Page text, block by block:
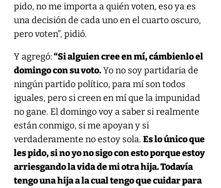
pido, no me importa a quién voten, eso ya es
una decisión de cada uno en el cuarto oscuro,
pero voten”, pidió.
Y agregó:“Si alguien cree en mí, cámbienlo el
domingo con su voto.Yo no soy partidaria de
ningún partido político, para mí son todos
iguales, pero si creen en mí que la impunidad
no gane. El domingo voy a saber si realmente
están conmigo, si me apoyan y si
verdaderamente no estoy sola. Es lo único que
les pido, si no yo no sigo con esto porque estoy
arriesgando la vida de mi otra hija. Todavía
tengo una hija a la cual tengo que cuidar para